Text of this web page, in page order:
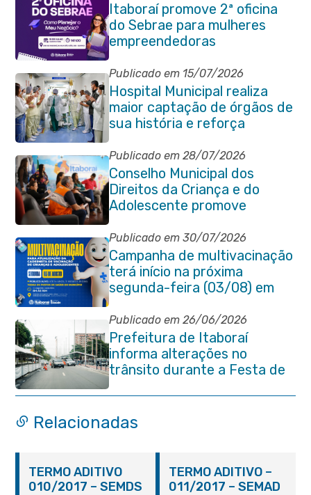
Itaboraí promove 2ª oficina
do Sebrae para mulheres
empreendedoras
Publicado em 15/07/2026
Hospital Municipal realiza
maior captação de órgãos de
sua história e reforça
compromisso com a vida
Publicado em 28/07/2026
Conselho Municipal dos
Direitos da Criança e do
Adolescente promove
reunião de alinhamento com
órgãos públicos
Publicado em 30/07/2026
Campanha de multivacinação
terá início na próxima
segunda-feira (03/08) em
Itaboraí
Publicado em 26/06/2026
Prefeitura de Itaboraí
informa alterações no
trânsito durante a Festa de
São Pedro Apóstolo
Relacionadas
TERMO ADITIVO
010/2017 – SEMDS
TERMO ADITIVO –
011/2017 – SEMAD